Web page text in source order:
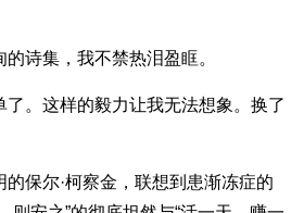
诗集，我不禁热泪盈眶。
。这样的毅力让我无法想象。换了
保尔·柯察金，联想到患渐冻症的